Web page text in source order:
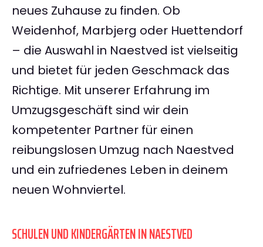
neues Zuhause zu finden. Ob
Weidenhof, Marbjerg oder Huettendorf
– die Auswahl in Naestved ist vielseitig
und bietet für jeden Geschmack das
Richtige. Mit unserer Erfahrung im
Umzugsgeschäft sind wir dein
kompetenter Partner für einen
reibungslosen Umzug nach Naestved
und ein zufriedenes Leben in deinem
neuen Wohnviertel.
SCHULEN UND KINDERGÄRTEN IN NAESTVED